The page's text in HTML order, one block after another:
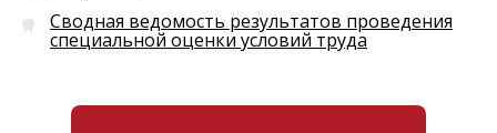
Сводная ведомость результатов проведения
специальной оценки условий труда